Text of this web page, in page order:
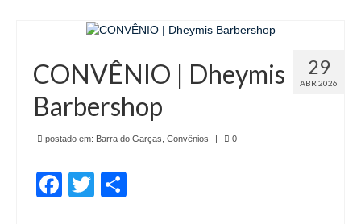
29
ABR 2026
CONVÊNIO | Dheymis
Barbershop
postado em: Barra do Garças, Convênios 0
Facebook
Twitter